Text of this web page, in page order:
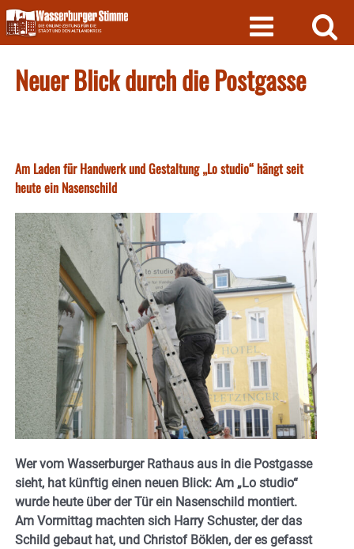
Skip
to
content
Neuer Blick durch die Postgasse
Am Laden für Handwerk und Gestaltung „Lo studio“ hängt seit
heute ein Nasenschild
Wer vom Wasserburger Rathaus aus in die Postgasse
sieht, hat künftig einen neuen Blick: Am „Lo studio“
wurde heute über der Tür ein Nasenschild montiert.
Am Vormittag machten sich Harry Schuster, der das
Schild gebaut hat, und Christof Böklen, der es gefasst